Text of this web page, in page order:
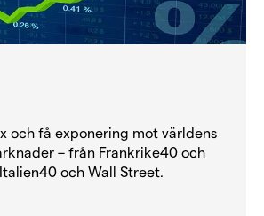
och få exponering mot världens
– från Frankrike40 och
och Wall Street.